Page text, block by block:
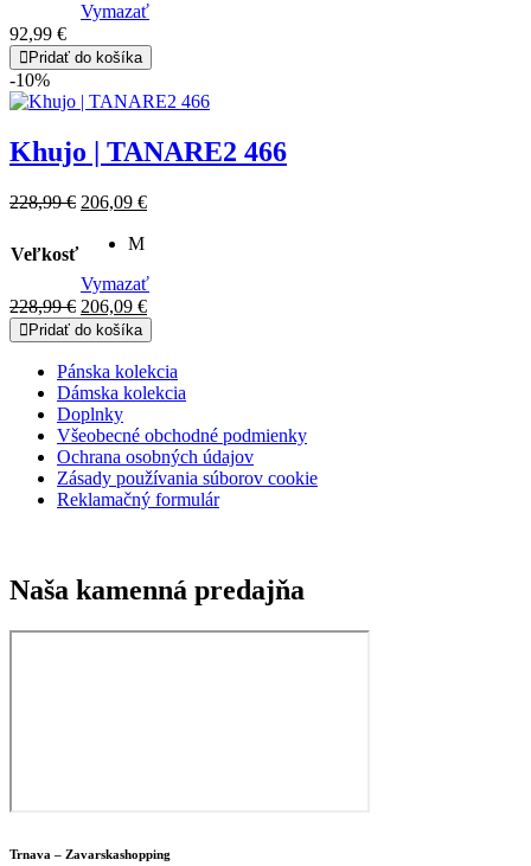
Vymazať
92,99 €
Pridať do košíka
-10%
Khujo | TANARE2 466
228,99€ Original
was:
206,09 €Current
Veľkosť
M
Vymazať
228,99€ Original
price
was:
228,99 €.
206,09 €Current
price
is:
206,09 €.
Pridať do košíka
Pánska kolekcia
Dámska kolekcia
Doplnky
Všeobecné obchodné podmienky
Ochrana osobných údajov
Zásady používania súborov cookie
Reklamačný formulár
Naša kamenná predajňa
Trnava – Zavarskashopping